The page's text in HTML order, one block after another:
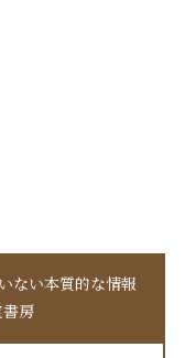
ない本質的な情報
書房